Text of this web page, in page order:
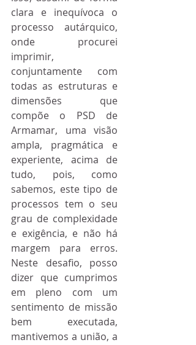
clara e inequívoca o
processo autárquico,
onde procurei
imprimir,
conjuntamente com
todas as estruturas e
dimensões que
compõe o PSD de
Armamar, uma visão
ampla, pragmática e
experiente, acima de
tudo, pois, como
sabemos, este tipo de
processos tem o seu
grau de complexidade
e exigência, e não há
margem para erros.
Neste desafio, posso
dizer que cumprimos
em pleno com um
sentimento de missão
bem executada,
mantivemos a união, a